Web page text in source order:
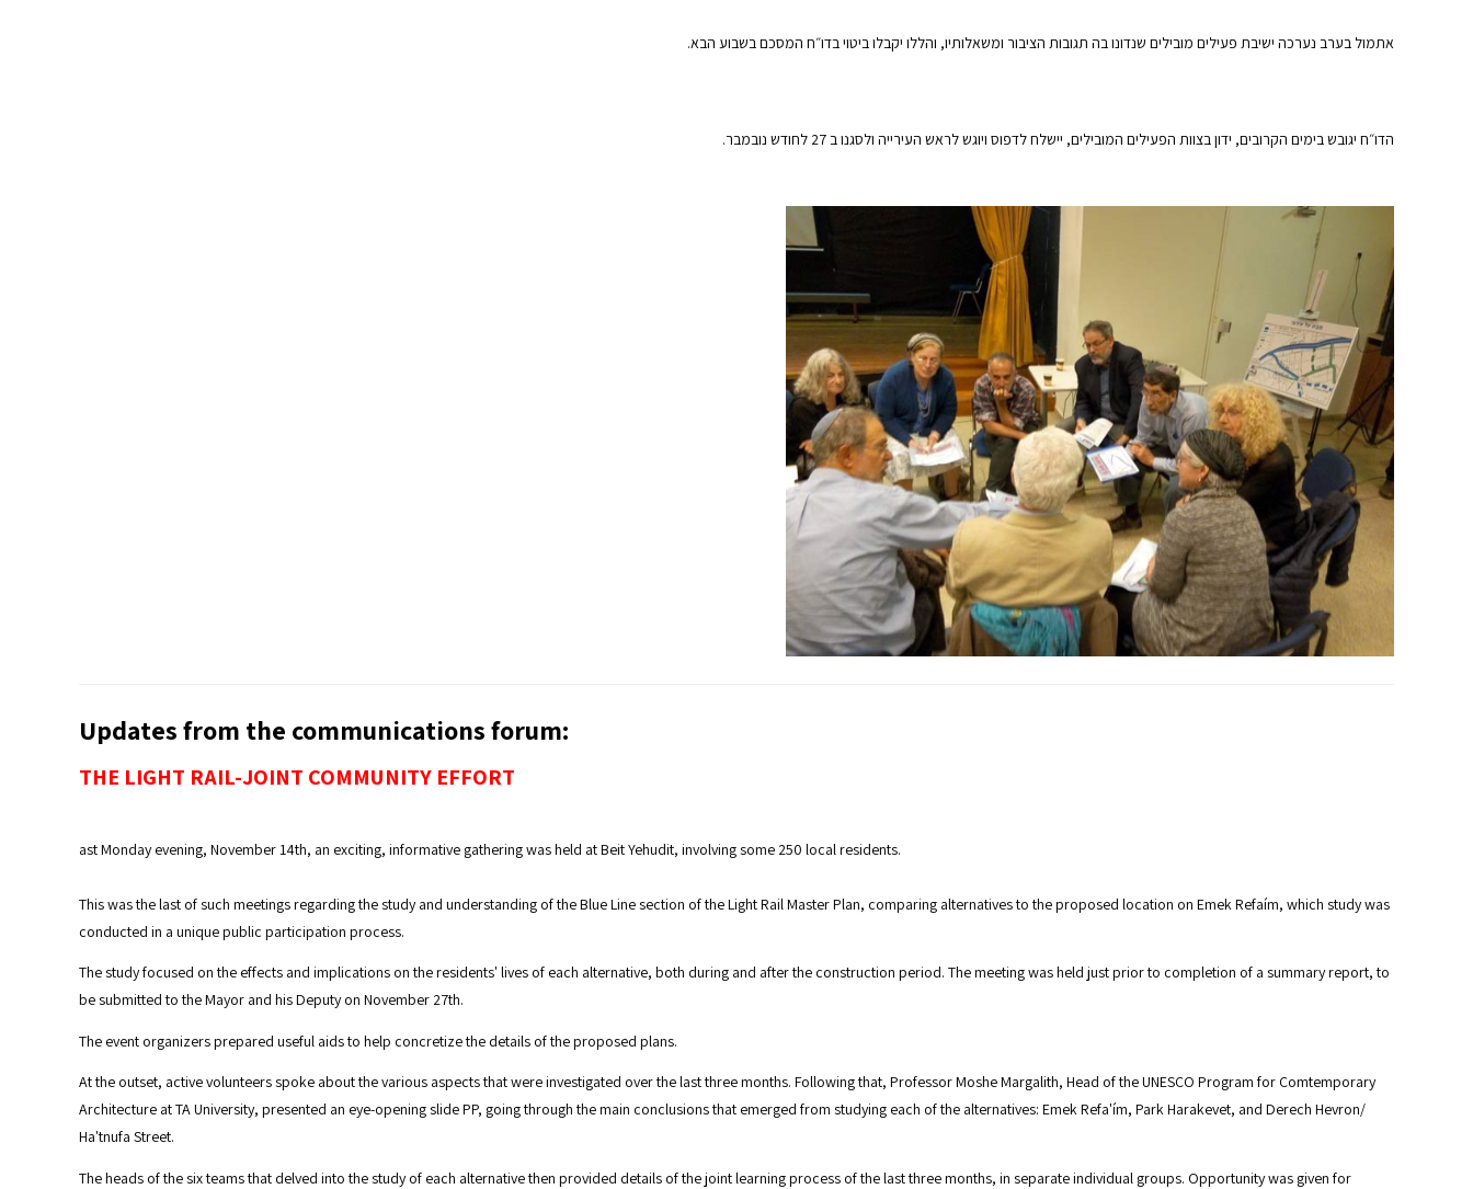
אתמול בערב נערכה ישיבת פעילים מובילים שנדונו בה תגובות הציבור ומשאלותיו, והללו יקבלו ביטוי בדו״ח המסכם בשבוע הבא.
הדו״ח יגובש בימים הקרובים, ידון בצוות הפעילים המובילים, יישלח לדפוס ויוגש לראש העירייה ולסגנו ב 27 לחודש נובמבר.
Updates from the communications forum:
THE LIGHT RAIL-JOINT COMMUNITY EFFORT
ast Monday evening, November 14th, an exciting, informative gathering was held at Beit Yehudit, involving some 250 local residents.
This was the last of such meetings regarding the study and understanding of the Blue Line section of the Light Rail Master Plan, comparing alternatives to the proposed location on Emek Refaím, which study was
conducted in a unique public participation process.
The study focused on the effects and implications on the residents' lives of each alternative, both during and after the construction period. The meeting was held just prior to completion of a summary report, to
be submitted to the Mayor and his Deputy on November 27th.
The event organizers prepared useful aids to help concretize the details of the proposed plans.
At the outset, active volunteers spoke about the various aspects that were investigated over the last three months. Following that, Professor Moshe Margalith, Head of the UNESCO Program for Comtemporary
Architecture at TA University, presented an eye-opening slide PP, going through the main conclusions that emerged from studying each of the alternatives: Emek Refa'ím, Park Harakevet, and Derech Hevron/
Ha'tnufa Street.
The heads of the six teams that delved into the study of each alternative then provided details of the joint learning process of the last three months, in separate individual groups. Opportunity was given for